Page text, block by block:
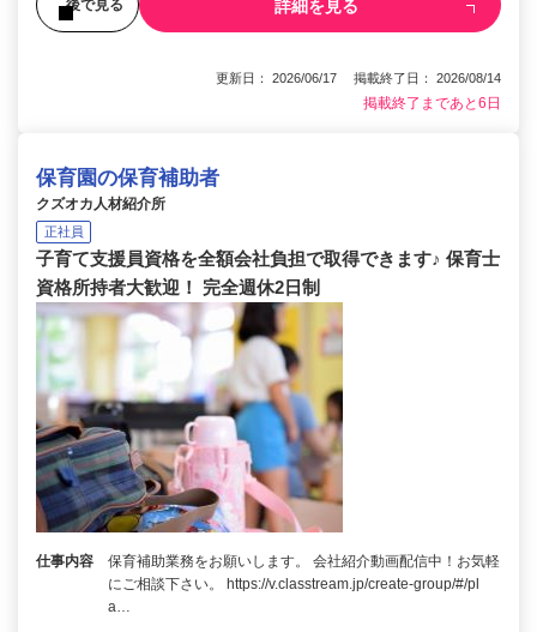
後で見る 詳細を見る
更新日： 2026/06/17 掲載終了日： 2026/08/14
掲載終了まであと6日
保育園の保育補助者
クズオカ人材紹介所
正社員
子育て支援員資格を全額会社負担で取得できます♪ 保育士
資格所持者大歓迎！ 完全週休2日制
仕事内容
保育補助業務をお願いします。 会社紹介動画配信中！お気軽
にご相談下さい。 https://v.classtream.jp/create-group/#/pl
a…